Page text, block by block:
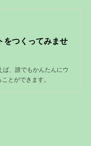
をつくってみませ
、誰でもかんたんにウ
とができます。